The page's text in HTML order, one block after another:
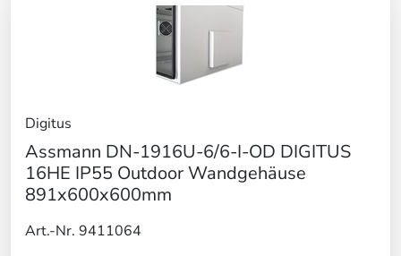
Digitus
Assmann DN-1916U-6/6-I-OD DIGITUS
16HE IP55 Outdoor Wandgehäuse
891x600x600mm
Art.-Nr. 9411064